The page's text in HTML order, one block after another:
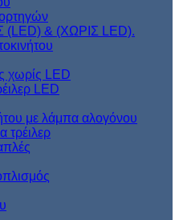
& (XΩΡΙΣ LED).
χωρίς LED
LED
με λάμπα αλογόνου
τρέιλερ